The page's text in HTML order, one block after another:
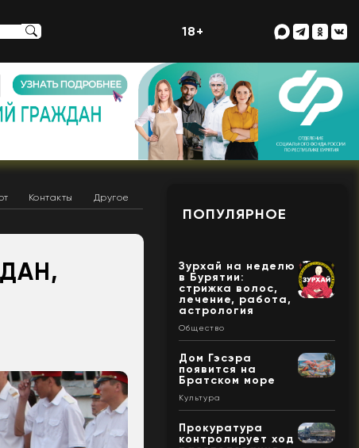
18+
Контакты Другое
ПОПУЛЯРНОЕ
Зурхай на неделю
в Бурятии:
стрижка волос,
лечение, работа,
астрология
Общество
Дом Гэсэра
появится на
Братском море
Культура
Прокуратура
контролирует ход